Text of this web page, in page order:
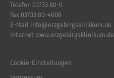
Telefon 03733 80-0
Fax 03733 80-4008
E-Mail info@erzgebirgsklinikum.de
Internet www.erzgebirgsklinikum.de
Cookie-Einstellungen